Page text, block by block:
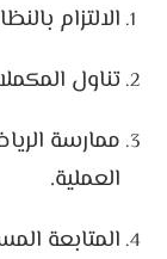
الالتزام
تناول
ممارسة
العملية.
المتابعة